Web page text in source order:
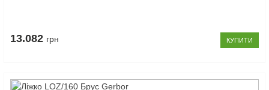
13.082 грн КУПИТИ